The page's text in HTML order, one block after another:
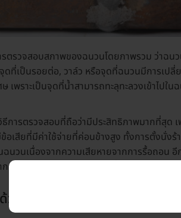
ตรวจสอบสภาพของฉนวนโดยภาพรวม ว่าฉ
ดที่เป็นรอยต่อ, วาล์ว หรือจุดที่ฉนวนมีการเป
เพราะเป็นจุดที่น้ำสามารถทะลุทะลวงเข้าไปใ
การตรวจสอบที่ถือว่ามีประสิทธิภาพมากที่สุด
อเสียที่มีค่าใช้จ่ายที่ค่อนข้างสูง ทั้งการตั้งนั่ง
นวนเนื่องจากความเสียหายจากการรื้อถอน
ติดตั้งฉนวนกลับไปในสภาพที่ไม่ดี
วยภาพถ่ายรังสี (Radiographic